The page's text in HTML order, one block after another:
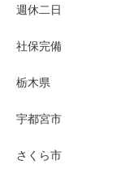
週休二日
社保完備
栃木県
宇都宮市
さくら市